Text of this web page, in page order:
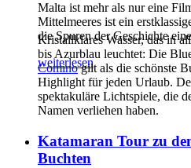
Malta ist mehr als nur eine
Mittelmeeres ist ein
die Spuren der Geschichte
weiterlesen
Kristallklares Wasser, das in
bis Azurblau leuchtet: Die
Cominogilt als die schönste
Highlight für jeden Urlaub.
spektakuläre Lichtspiele, die
Namen verliehen haben.
Katamaran Tour zu
Buchten